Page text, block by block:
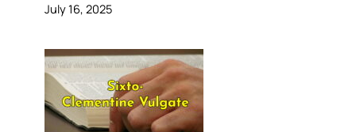
July 16, 2025